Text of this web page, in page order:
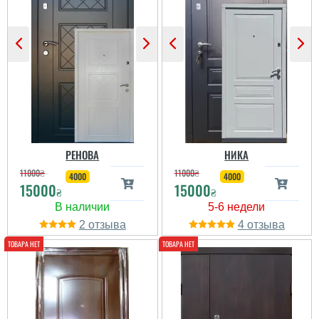
Двері непогані ц
сподобались,
встановили швидко, все
заробили і зробили як
хотіли
РЕНОВА
11000₴
15000₴
4000
2
НИКА
11000₴
15000₴
4000
4